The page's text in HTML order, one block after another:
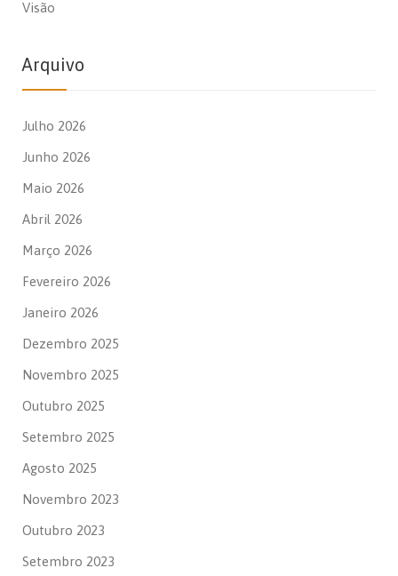
Visão
Arquivo
Julho 2026
Junho 2026
Maio 2026
Abril 2026
Março 2026
Fevereiro 2026
Janeiro 2026
Dezembro 2025
Novembro 2025
Outubro 2025
Setembro 2025
Agosto 2025
Novembro 2023
Outubro 2023
Setembro 2023